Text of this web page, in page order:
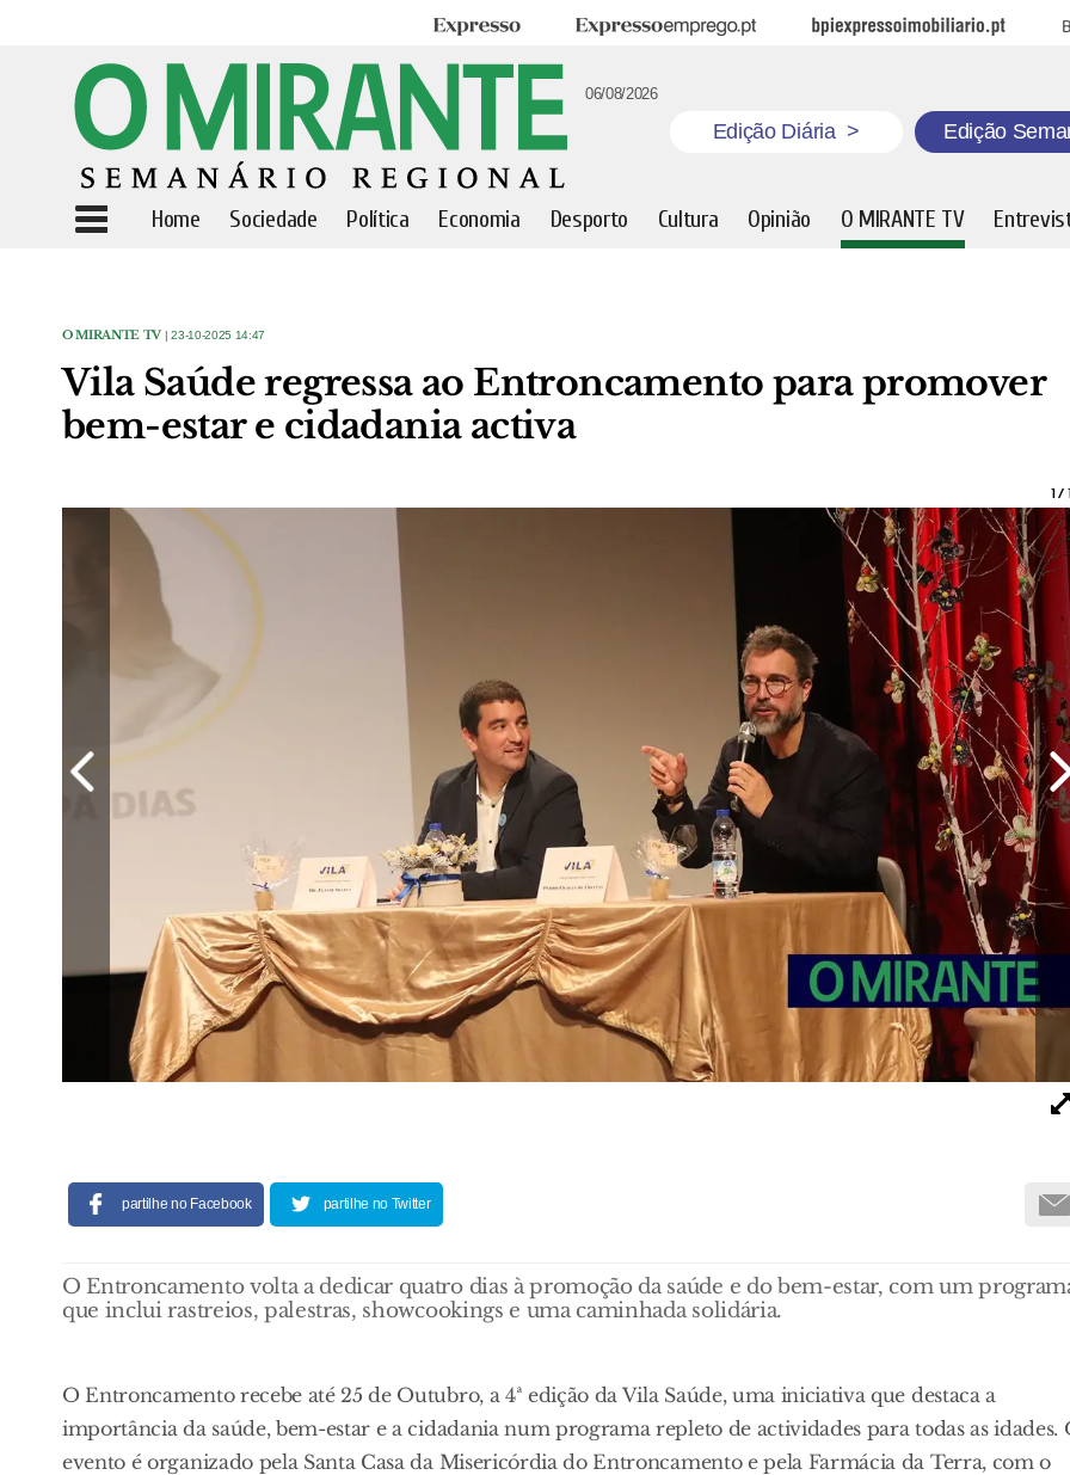
Expresso Expresso Emprego BPI Expresso Imobiliário
06/08/2026
Edição Diária > Edição
Home Sociedade Política Economia Desporto Cultura Opinião O MIRANTE TV
O MIRANTE TV | 23-10-2025 14:47
Vila Saúde regressa ao Entroncamento para promover
bem-estar e cidadania activa
1/
partilhe no Facebook partilhe no Twitter
O Entroncamento volta a dedicar quatro dias à promoção da saúde e do bem-estar, com um
que inclui rastreios, palestras, showcookings e uma caminhada solidária.
O Entroncamento recebe até 25 de Outubro, a 4ª edição da Vila Saúde, uma iniciativa que destaca a
importância da saúde, bem-estar e a cidadania num programa repleto de actividades para todas as idades.
evento é organizado pela Santa Casa da Misericórdia do Entroncamento e pela Farmácia da Terra, com o